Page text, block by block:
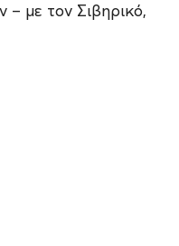
με τον Σιβηρικό,